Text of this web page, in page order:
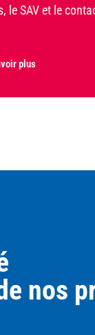
le SAV et le
plus
nos